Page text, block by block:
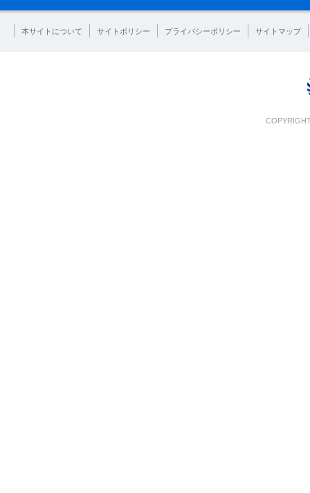
本サイトについて サイトポリシー プライバシーポリシー サイトマップ